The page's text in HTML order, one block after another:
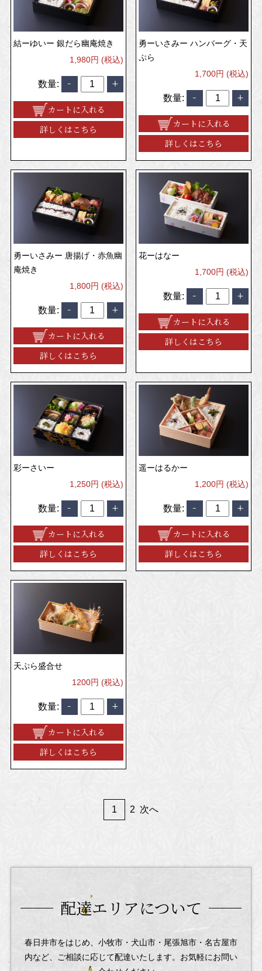
結ーゆいー 銀だら幽庵焼き
1,980円 (税込)
数量:
カートに入れる
詳しくはこちら
勇ーいさみー ハンバーグ・天
ぷら
1,700円 (税込)
数量:
カートに入れる
詳しくはこちら
勇ーいさみー 唐揚げ・赤魚幽
庵焼き
1,800円 (税込)
数量:
カートに入れる
詳しくはこちら
花ーはなー
1,700円 (税込)
数量:
カートに入れる
詳しくはこちら
彩ーさいー
1,250円 (税込)
数量:
カートに入れる
詳しくはこちら
遥ーはるかー
1,200円 (税込)
数量:
カートに入れる
詳しくはこちら
天ぷら盛合せ
1200円 (税込)
数量:
カートに入れる
詳しくはこちら
1 2 次へ
配達エリアについて
春日井市をはじめ、小牧市・犬山市・尾張旭市・名古屋市
内など、
ご相談に応じて配達いたします。お気軽にお問い